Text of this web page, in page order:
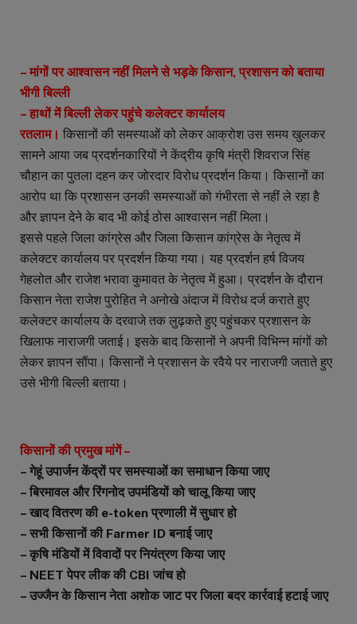
– मांगों पर आश्वासन नहीं मिलने से भड़के किसान, प्रशासन को बताया
भीगी बिल्ली
– हाथों में बिल्ली लेकर पहुंचे कलेक्टर कार्यालय
रतलाम। किसानों की समस्याओं को लेकर आक्रोश उस समय खुलकर
सामने आया जब प्रदर्शनकारियों ने केंद्रीय कृषि मंत्री शिवराज सिंह
चौहान का पुतला दहन कर जोरदार विरोध प्रदर्शन किया। किसानों का
आरोप था कि प्रशासन उनकी समस्याओं को गंभीरता से नहीं ले रहा है
और ज्ञापन देने के बाद भी कोई ठोस आश्वासन नहीं मिला।
इससे पहले जिला कांग्रेस और जिला किसान कांग्रेस के नेतृत्व में
कलेक्टर कार्यालय पर प्रदर्शन किया गया। यह प्रदर्शन हर्ष विजय
गेहलोत और राजेश भरावा कुमावत के नेतृत्व में हुआ। प्रदर्शन के दौरान
किसान नेता राजेश पुरोहित ने अनोखे अंदाज में विरोध दर्ज कराते हुए
कलेक्टर कार्यालय के दरवाजे तक लुढ़कते हुए पहुंचकर प्रशासन के
खिलाफ नाराजगी जताई। इसके बाद किसानों ने अपनी विभिन्न मांगों को
लेकर ज्ञापन सौंपा। किसानों ने प्रशासन के रवैये पर नाराजगी जताते हुए
उसे भीगी बिल्ली बताया।
किसानों की प्रमुख मांगें –
– गेहूं उपार्जन केंद्रों पर समस्याओं का समाधान किया जाए
– बिरमावल और रिंगनोद उपमंडियों को चालू किया जाए
– खाद वितरण की e-token प्रणाली में सुधार हो
– सभी किसानों की Farmer ID बनाई जाए
– कृषि मंडियों में विवादों पर नियंत्रण किया जाए
– NEET पेपर लीक की CBI जांच हो
– उज्जैन के किसान नेता अशोक जाट पर जिला बदर कार्रवाई हटाई जाए